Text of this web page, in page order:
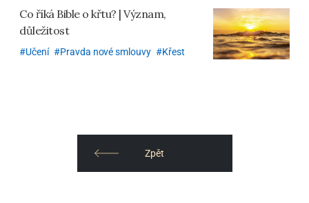
Co říká Bible o křtu? | Význam,
důležitost
Učení Pravda nové smlouvy Křest
Zpět